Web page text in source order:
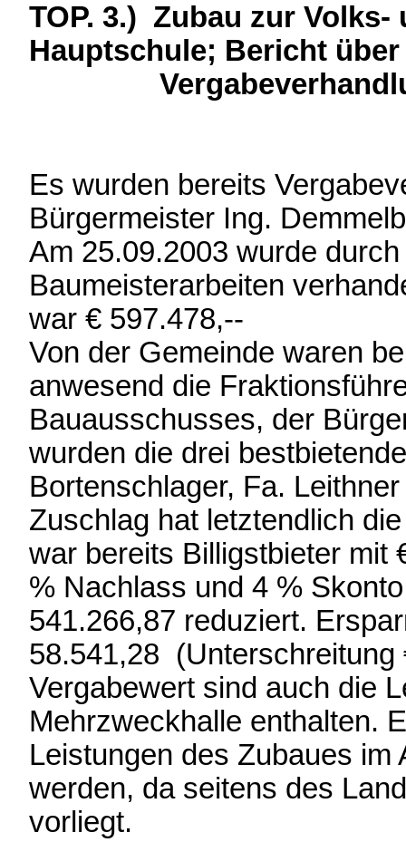
TOP. 3.) Zubau zur
Hauptschule; Bericht
Es wurden bereits
Bürgermeister Ing.
Am 25.09.2003 wurde
Baumeisterarbeiten
war € 597.478,--
Von der Gemeinde waren
anwesend die
Bauausschusses, der
wurden die drei
Bortenschlager, Fa.
Zuschlag hat letztendlich
war bereits Billigstbieter mit
% Nachlass und 4 %
541.266,87 reduziert.
58.541,28 (Unterschreitung
Vergabewert sind auch die
Mehrzweckhalle enthalten.
Leistungen des Zubaues
werden, da seitens des
vorliegt.